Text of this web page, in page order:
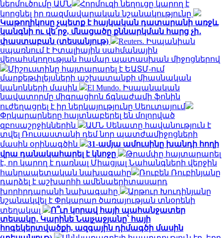
ներմուծումը ԱՄՆ
Հորմուզի նեղուցը կարող է
կորցնել իր ռազմավարական նշանակությունը
Կաթողիկոսը չպետք է հայկական դատարանի առջև
կանգնի ու վե՛րջ, մնացածը քննարկման հարց չի․
փաստաբան (տեսանյութ)
Reuters. Իսպանիան
սպառնում է Իտալիային սահմանային
վերահսկողության համար պատասխան միջոցներով
Միշուստինը հայտարարել է ԵԱՏՄ-ում
մարքեթփլեյսների աշխատանքի միասնական
կանոնների մասին
El Mundo. Իսպանական
նավատորմը միգրացիոն ճգնաժամի ֆոնին
ուժեղացրել է իր ներկայությունը Սեուտայում
Փրկարարները հայտնաբերել են մոլորված
զբոսաշրջիկներին
ԱՄՆ Սենատը հավանություն է
տվել Ռուսաստանի դեմ նոր պատժամիջոցների
մասին օրինագծին
31-ամյա ամուսինը խանդի հողի
վրա դանակահարել է կնոջը
Թրամփը հայտարարել
է, որ կարող է դառնալ Միացյալ Նահանգների վերջին
հանրապետական ​​նախագահը
Ռուբեն Ռուբինյանը
դարձել է աշխարհի ամենաերիտասարդ
խորհրդարանի նախագահը
Արթուր Խուդինյանը
նշանակվել է Փրկարար ծառայության տնօրենի
տեղակալ
Ո՞ւր կորավ հայի պահանջատեր
տեսակը․ Կարինե Նալչաջյանը՝ հայի
հոգեկերտվածքի, ազգային դիմագծի մասին